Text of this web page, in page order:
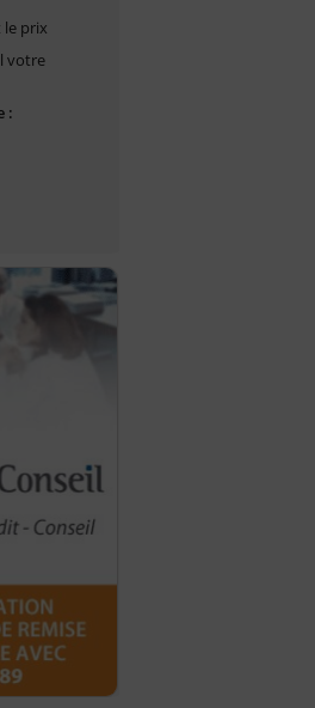
prix
votre
: